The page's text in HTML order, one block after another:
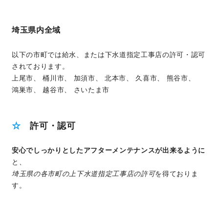
埼玉県内全域
以下の市町では給水、または下水道指定工事店の許可・認可
されております。
上尾市、桶川市、 加須市、北本市、 久喜市、 熊谷市、
鴻巣市、 越谷市、 さいたま市
☆ 許可・認可
安心でしっかりとしたアフターメンテナンスが出来るように
と、
埼玉県の各市町の上下水道指定工事店の許可を得ておりま
す。